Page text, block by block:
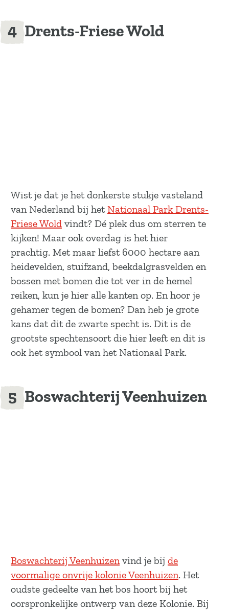
Drents-Friese Wold
Wist je dat je het donkerste stukje vasteland
van Nederland bij hetNationaal Park Drents-
Friese Wold vindt? Dé plek dus om sterren te
kijken! Maar ook overdag is het hier
prachtig. Met maar liefst 6000 hectare aan
heidevelden, stuifzand, beekdalgrasvelden en
bossen met bomen die tot ver in de hemel
reiken, kun je hier alle kanten op. En hoor je
gehamer tegen de bomen? Dan heb je grote
kans dat dit de zwarte specht is. Dit is de
grootste spechtensoort die hier leeft en dit is
ook het symbool van het Nationaal Park.
Boswachterij Veenhuizen
Boswachterij Veenhuizenvind je bij de
voormalige onvrije kolonie Veenhuizen. Het
oudste gedeelte van het bos hoort bij het
oorspronkelijke ontwerp van deze Kolonie. Bij